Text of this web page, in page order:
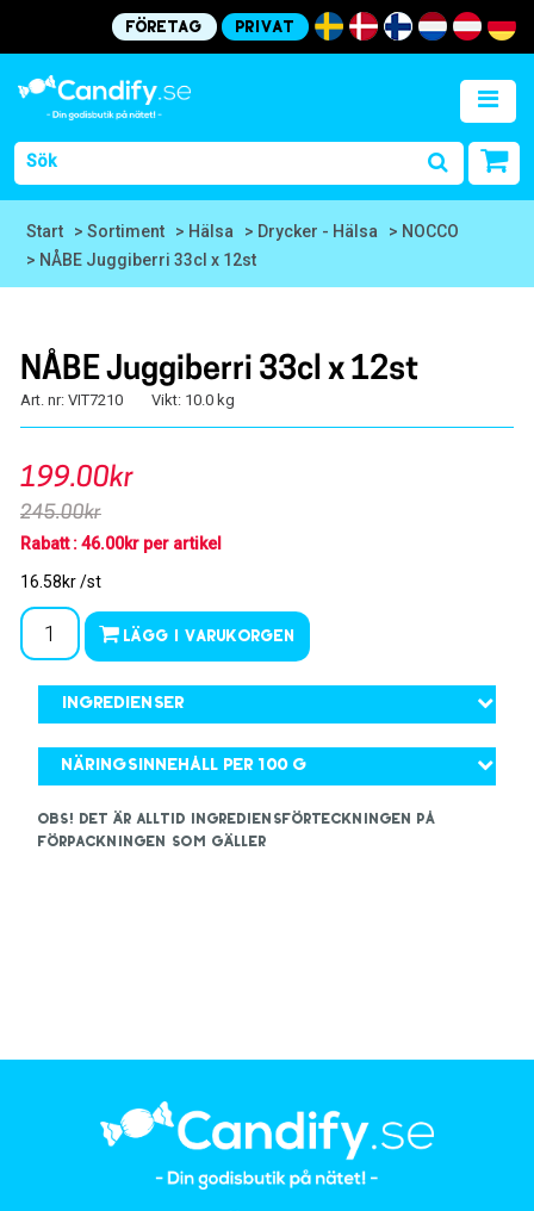
Företag Privat
Start > Sortiment > Hälsa > Drycker - Hälsa
> NOCCO
> NÅBE Juggiberri 33cl x 12st
NÅBE Juggiberri 33cl x 12st
Art. nr: VIT7210 Vikt: 10.0 kg
199.00kr
245.00kr
Rabatt : 46.00kr per artikel
16.58kr /st
Lägg i varukorgen
Ingredienser
Näringsinnehåll per 100 g
OBS! Det är alltid ingrediensförteckningen på
förpackningen som gäller